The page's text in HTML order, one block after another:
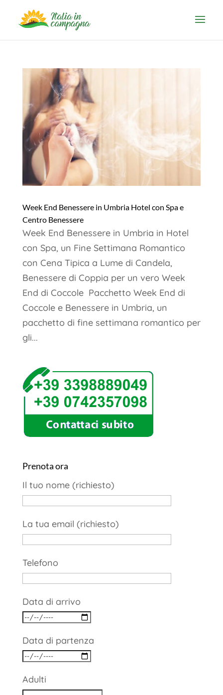
Week End Benessere in Umbria Hotel con Spa e
Centro Benessere
Week End Benessere in Umbria in Hotel
con Spa, un Fine Settimana Romantico
con Cena Tipica a Lume di Candela,
Benessere di Coppia per un vero Week
End di Coccole Pacchetto Week End di
Coccole e Benessere in Umbria, un
pacchetto di fine settimana romantico per
gli...
Prenota ora
Il tuo nome (richiesto)
La tua email (richiesto)
Telefono
Data di arrivo
Data di partenza
Adulti